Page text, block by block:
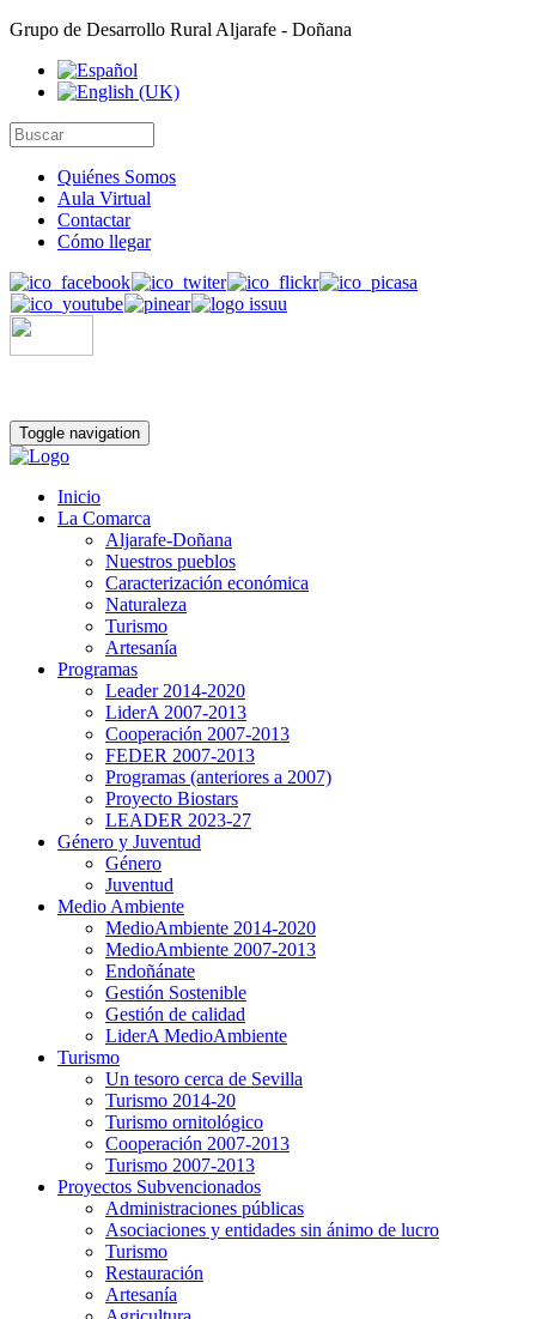
Grupo de Desarrollo Rural Aljarafe - Doñana
Quiénes Somos
Aula Virtual
Contactar
Cómo llegar
Toggle navigation
Inicio
La Comarca
Aljarafe-Doñana
Nuestros pueblos
Caracterización económica
Naturaleza
Turismo
Artesanía
Programas
Leader 2014-2020
LiderA 2007-2013
Cooperación 2007-2013
FEDER 2007-2013
Programas (anteriores a 2007)
Proyecto Biostars
LEADER 2023-27
Género y Juventud
Género
Juventud
Medio Ambiente
MedioAmbiente 2014-2020
MedioAmbiente 2007-2013
Endoñánate
Gestión Sostenible
Gestión de calidad
LiderA MedioAmbiente
Turismo
Un tesoro cerca de Sevilla
Turismo 2014-20
Turismo ornitológico
Cooperación 2007-2013
Turismo 2007-2013
Proyectos Subvencionados
Administraciones públicas
Asociaciones y entidades sin ánimo de lucro
Turismo
Restauración
Artesanía